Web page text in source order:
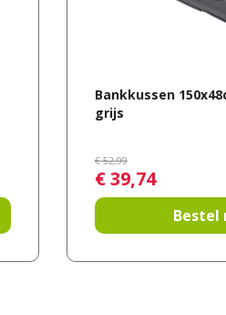
Bankkussen
grijs
€ 52,99
€39,74
Bestel